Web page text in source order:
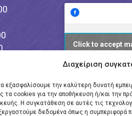
Διαχείριση
εξασφαλίσουμε την καλύτερη δυνατή
τα cookies για την αποθήκευση ή/και την
Η συγκατάθεση σε αυτές τις
δεδομένα όπως η συμπεριφορά
Click to accept